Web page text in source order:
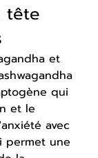
tête
et
qui
et le
avec
permet une